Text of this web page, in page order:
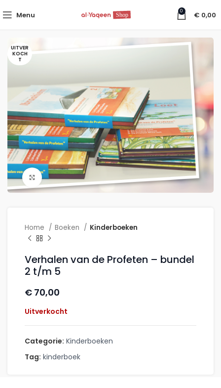
Menu 0 € 0,00
UITVER
KOCH
T
Click to enlarge
Home Boeken Kinderboeken
Verhalen van de Profeten – bundel
2 t/m 5
€ 70,00
Uitverkocht
Categorie: Kinderboeken
Tag: kinderboek